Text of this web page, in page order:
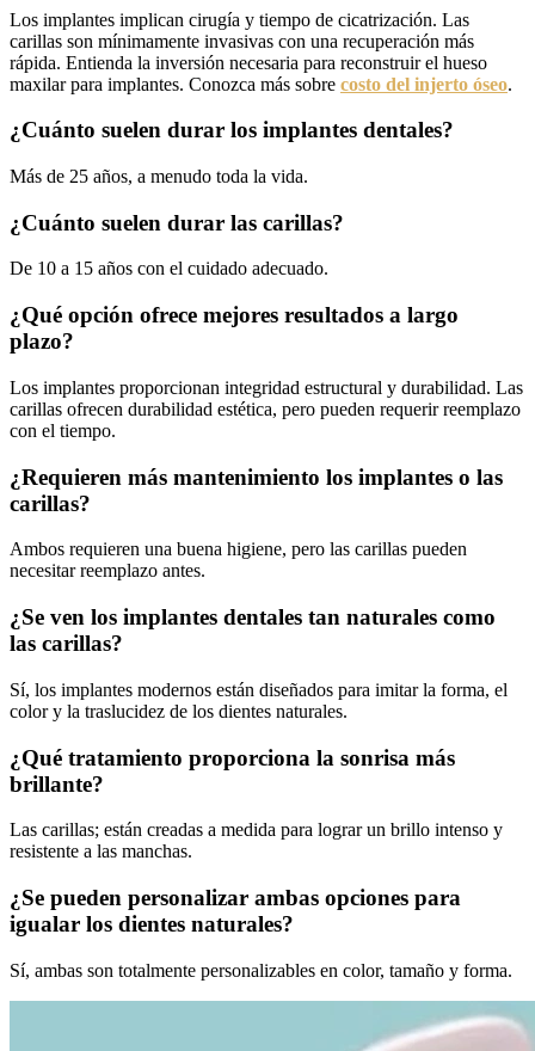
Los implantes implican cirugía y tiempo de cicatrización. Las
carillas son mínimamente invasivas con una recuperación más
rápida. Entienda la inversión necesaria para reconstruir el hueso
maxilar para implantes. Conozca más sobre costo del injerto óseo.
¿Cuánto suelen durar los implantes dentales?
Más de 25 años, a menudo toda la vida.
¿Cuánto suelen durar las carillas?
De 10 a 15 años con el cuidado adecuado.
¿Qué opción ofrece mejores resultados a largo
plazo?
Los implantes proporcionan integridad estructural y durabilidad. Las
carillas ofrecen durabilidad estética, pero pueden requerir reemplazo
con el tiempo.
¿Requieren más mantenimiento los implantes o las
carillas?
Ambos requieren una buena higiene, pero las carillas pueden
necesitar reemplazo antes.
¿Se ven los implantes dentales tan naturales como
las carillas?
Sí, los implantes modernos están diseñados para imitar la forma, el
color y la traslucidez de los dientes naturales.
¿Qué tratamiento proporciona la sonrisa más
brillante?
Las carillas; están creadas a medida para lograr un brillo intenso y
resistente a las manchas.
¿Se pueden personalizar ambas opciones para
igualar los dientes naturales?
Sí, ambas son totalmente personalizables en color, tamaño y forma.